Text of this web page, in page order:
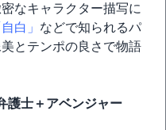
なキャラクター描写に
自白」 などで知られるパ
とテンポの良さで物語
護士＋アベンジャー